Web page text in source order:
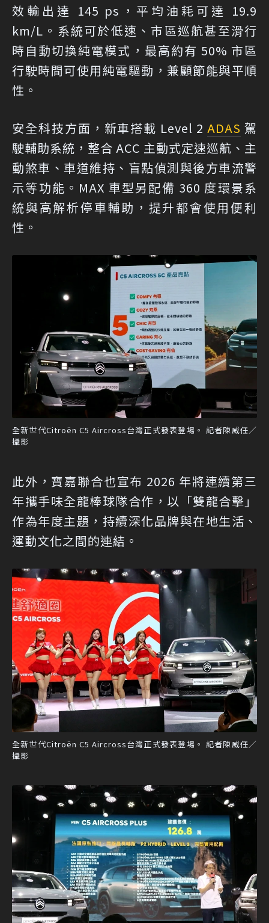
效輸出達 145 ps，平均油耗可達 19.9
km/L。系統可於低速、市區巡航甚至滑行
時自動切換純電模式，最高約有 50% 市區
行駛時間可使用純電驅動，兼顧節能與平順
性。
安全科技方面，新車搭載 Level 2 ADAS 駕
駛輔助系統，整合 ACC 主動式定速巡航、主
動煞車、車道維持、盲點偵測與後方車流警
示等功能。MAX 車型另配備 360 度環景系
統與高解析停車輔助，提升都會使用便利
性。
全新世代Citroën C5 Aircross台灣正式發表登場。 記者陳威任／
攝影
此外，寶嘉聯合也宣布 2026 年將連續第三
年攜手味全龍棒球隊合作，以「雙龍合擊」
作為年度主題，持續深化品牌與在地生活、
運動文化之間的連結。
全新世代Citroën C5 Aircross台灣正式發表登場。 記者陳威任／
攝影